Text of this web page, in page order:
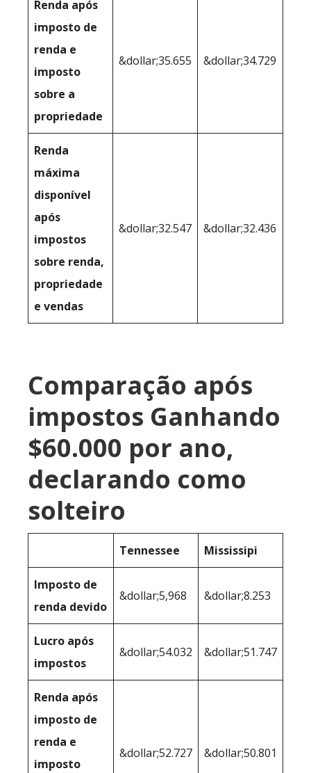
Renda após
imposto de
renda e
imposto
sobre a
propriedade
&dollar;35.655 &dollar;34.729
Renda
máxima
disponível
após
impostos
sobre renda,
propriedade
e vendas
&dollar;32.547 &dollar;32.436
Comparação após
impostos Ganhando
$60.000 por ano,
declarando como
solteiro
Tennessee Mississipi
Imposto de
renda devido
&dollar;5,968 &dollar;8.253
Lucro após
impostos
&dollar;54.032 &dollar;51.747
Renda após
imposto de
renda e
imposto
&dollar;52.727 &dollar;50.801